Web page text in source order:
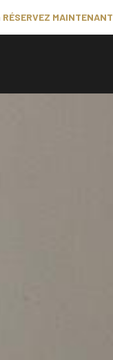
RÉSERVEZ MAINTENANT